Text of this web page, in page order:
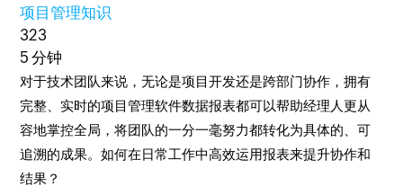
项目管理知识
323
5 分钟
对于技术团队来说，无论是项目开发还是跨部门协作，拥有
完整、实时的项目管理软件数据报表都可以帮助经理人更从
容地掌控全局，将团队的一分一毫努力都转化为具体的、可
追溯的成果。如何在日常工作中高效运用报表来提升协作和
结果？